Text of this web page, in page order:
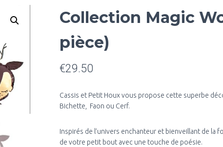
Collection Magic
pièce)
€29.50
Cassis et Petit Houx vous propose cette superbe
Bichette, Faon ou Cerf.
Inspirés de l’univers enchanteur et bienveillant de la
de votre petit bout avec une touche de poésie.